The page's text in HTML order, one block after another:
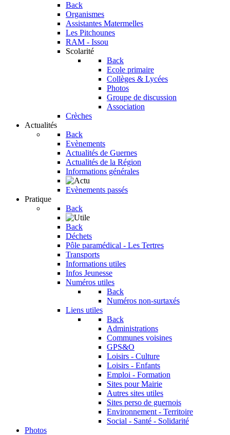
Back
Organismes
Assistantes Matermelles
Les Pitchounes
RAM - Issou
Scolarité
Back
Ecole primaire
Collèges & Lycées
Photos
Groupe de discussion
Association
Crèches
Actualités
Back
Evènements
Actualités de Guernes
Actualités de la Région
Informations générales
Evènements passés
Pratique
Back
Back
Déchets
Pôle paramédical - Les Tertres
Transports
Informations utiles
Infos Jeunesse
Numéros utiles
Back
Numéros non-surtaxés
Liens utiles
Back
Administrations
Communes voisines
GPS&O
Loisirs - Culture
Loisirs - Enfants
Emploi - Formation
Sites pour Mairie
Autres sites utiles
Sites perso de guernois
Environnement - Territoire
Social - Santé - Solidarité
Photos